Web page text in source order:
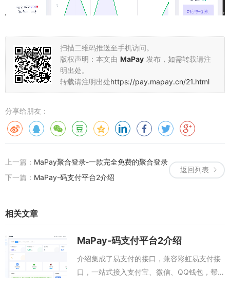
扫描二维码推送至手机访问。
版权声明：本文由 MaPay 发布，如需转载请注
明出处。
转载请注明出处https://pay.mapay.cn/21.html
分享给朋友：
返回列表
上一篇： MaPay聚合登录-一款完全免费的聚合登录
下一篇： MaPay-码支付平台2介绍
相关文章
MaPay-码支付平台2介绍
介绍集成了易支付的接口，兼容彩虹易支付接
口，一站式接入支付宝、微信、QQ钱包，帮助